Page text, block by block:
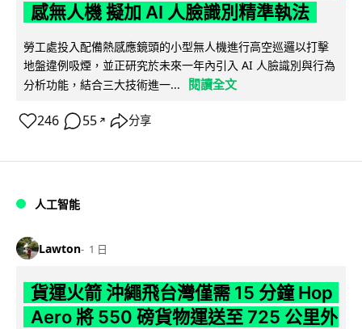
感無人機 擬加 AI 人臉識別精準執法
勞工處投入配備熱感應鏡頭的小型無人機進行高空巡邏以打擊
地盤違例吸煙，並正研究於未來一年內引入 AI 人臉識別與行為
分析功能，結合三大技術進一...
閱讀全文
246 55 ↗ 分享
人工智能
Lawton 1 日
貨運火箭 沖繩飛台灣僅需 15 分鐘 Hop
Aero 將 550 磅貨物運送至 725 公里外